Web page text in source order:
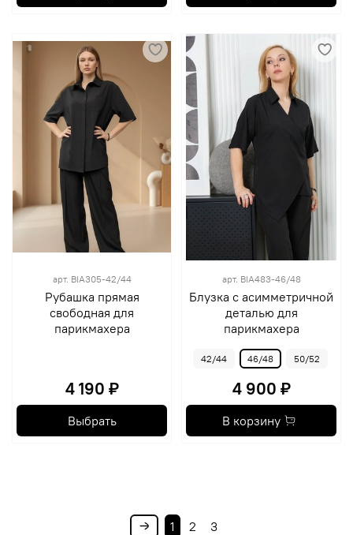
арт. BIA305-42/44
Рубашка прямая
свободная для
парикмахера
4 190 ₽
Выбрать
арт. BIA483-46/48
Блузка с асимметричной
деталью для
парикмахера
42/44 46/48 50/52
4 900 ₽
В корзину
1 2 3